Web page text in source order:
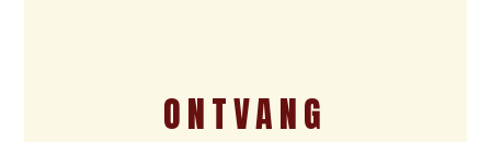
ONTVANG